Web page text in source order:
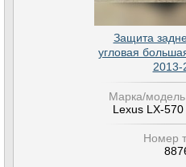
Защита
угловая
2013-
Марка/
Lexus LX-
Номер